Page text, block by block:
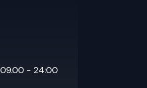
09.00 - 24:00